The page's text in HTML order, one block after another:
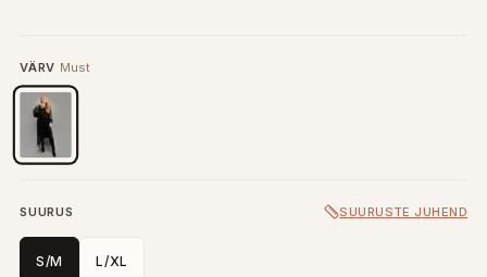
VÄRV Must
SUURUS SUURUSTE JUHEND
S/M L/XL